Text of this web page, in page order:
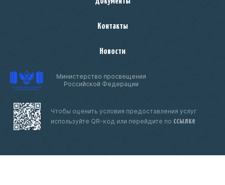
Контакты
Новости
Министерство просвещения
Российской Федерации
Чтобы оценить условия предоставления услуг
используйте QR-код или перейдите по ссылке